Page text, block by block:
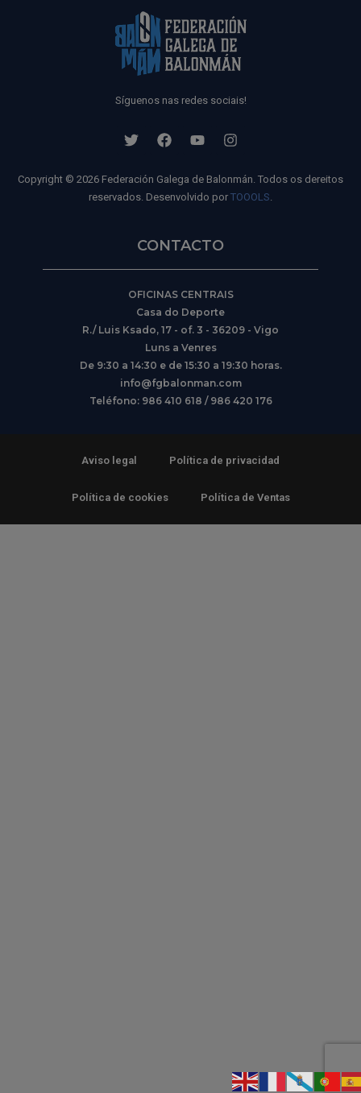
Síguenos nas redes sociais!
Copyright © 2026 Federación Galega de Balonmán. Todos os dereitos
reservados. Desenvolvido por TOOOLS
CONTACTO
OFICINAS CENTRAIS
Casa do Deporte
R./ Luis Ksado, 17 - of. 3 - 36209 - Vigo
Luns a Venres
De 9:30 a 14:30 e de 15:30 a 19:30 horas.
info@fgbalonman.com
Teléfono: 986 410 618 / 986 420 176
Aviso legal Política de privacidad
Política de cookies Política de Ventas